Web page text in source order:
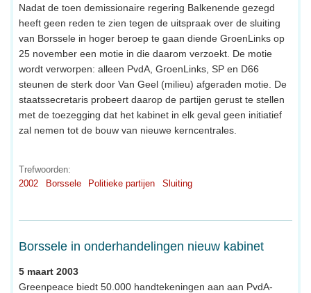
Nadat de toen demissionaire regering Balkenende gezegd
heeft geen reden te zien tegen de uitspraak over de sluiting
van Borssele in hoger beroep te gaan diende GroenLinks op
25 november een motie in die daarom verzoekt. De motie
wordt verworpen: alleen PvdA, GroenLinks, SP en D66
steunen de sterk door Van Geel (milieu) afgeraden motie. De
staatssecretaris probeert daarop de partijen gerust te stellen
met de toezegging dat het kabinet in elk geval geen initiatief
zal nemen tot de bouw van nieuwe kerncentrales.
Trefwoorden:
2002
Borssele Politieke partijen Sluiting
Borssele in onderhandelingen nieuw kabinet
5 maart 2003
Greenpeace biedt 50.000 handtekeningen aan aan PvdA-